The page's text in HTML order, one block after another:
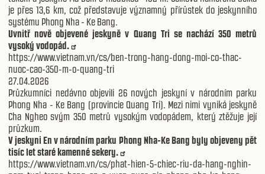
je přes 13,6 km, což představuje významný přírůstek do jeskynního
systému Phong Nha - Ke Bang.
Uvnitř nově objevené jeskyně v Quang Tri se nachází 350 metrů
vysoký vodopád.
https://www.vietnam.vn/cs/ben-trong-hang-dong-moi-co-thac-
nuoc-cao-350-m-o-quang-tri
27.04.2026
Průzkumníci nedávno objevili 26 nových jeskyní v národním parku
Phong Nha - Ke Bang (provincie Quang Tri). Mezi nimi vyniká jeskyně
Cha Ngheo svým 350 metrů vysokým vodopádem, který ztěžuje její
průzkum.
V jeskyni En v národním parku Phong Nha-Ke Bang byly objeveny pět
tisíc let staré kamenné sekery.
https://www.vietnam.vn/cs/phat-hien-5-chiec-riu-da-hang-nghin-